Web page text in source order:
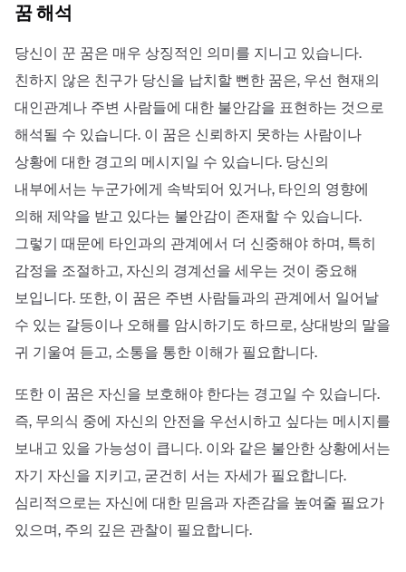
꿈 해석
당신이 꾼 꿈은 매우 상징적인 의미를 지니고 있습니다.
친하지 않은 친구가 당신을 납치할 뻔한 꿈은, 우선 현재의
대인관계나 주변 사람들에 대한 불안감을 표현하는 것으로
해석될 수 있습니다. 이 꿈은 신뢰하지 못하는 사람이나
상황에 대한 경고의 메시지일 수 있습니다. 당신의
내부에서는 누군가에게 속박되어 있거나, 타인의 영향에
의해 제약을 받고 있다는 불안감이 존재할 수 있습니다.
그렇기 때문에 타인과의 관계에서 더 신중해야 하며, 특히
감정을 조절하고, 자신의 경계선을 세우는 것이 중요해
보입니다. 또한, 이 꿈은 주변 사람들과의 관계에서 일어날
수 있는 갈등이나 오해를 암시하기도 하므로, 상대방의 말을
귀 기울여 듣고, 소통을 통한 이해가 필요합니다.
또한 이 꿈은 자신을 보호해야 한다는 경고일 수 있습니다.
즉, 무의식 중에 자신의 안전을 우선시하고 싶다는 메시지를
보내고 있을 가능성이 큽니다. 이와 같은 불안한 상황에서는
자기 자신을 지키고, 굳건히 서는 자세가 필요합니다.
심리적으로는 자신에 대한 믿음과 자존감을 높여줄 필요가
있으며, 주의 깊은 관찰이 필요합니다.